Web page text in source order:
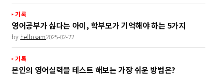
기록
영어공부가 싫다는 아이, 학부모가 기억해야 하는 5가지
by hellosam2025-02-22
기록
본인의 영어실력을 테스트 해보는 가장 쉬운 방법은?